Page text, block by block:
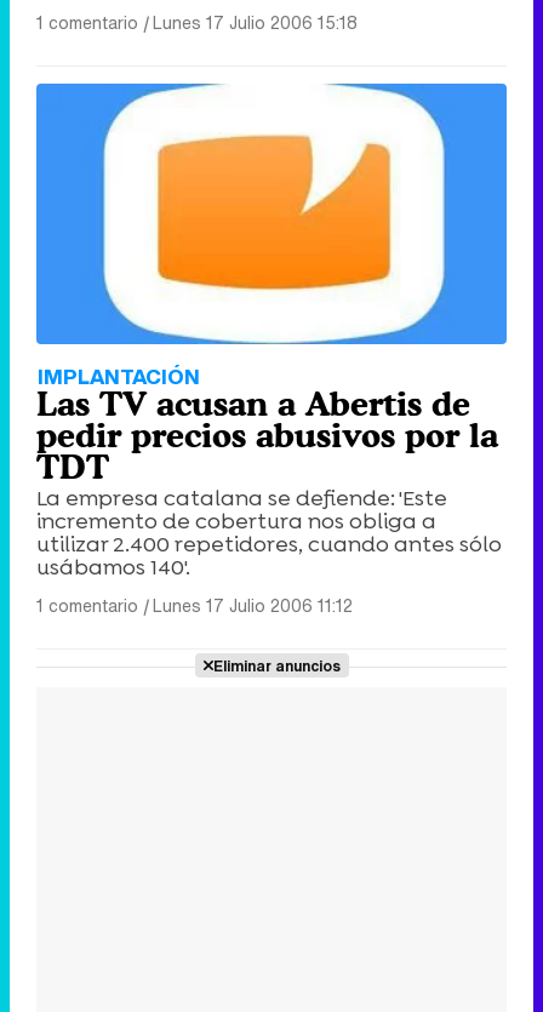
1 comentario |Lunes 17 Julio 2006 15:18
IMPLANTACIÓN
Las TV acusan a Abertis de
pedir precios abusivos por la
TDT
La empresa catalana se defiende: 'Este
incremento de cobertura nos obliga a
utilizar 2.400 repetidores, cuando antes sólo
usábamos 140'.
1 comentario |Lunes 17 Julio 2006 11:12
Eliminar anuncios